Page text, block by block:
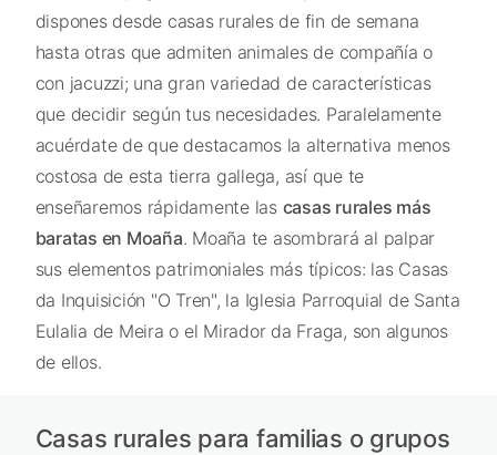
dispones desde casas rurales de fin de semana
hasta otras que admiten animales de compañía o
con jacuzzi; una gran variedad de características
que decidir según tus necesidades. Paralelamente
acuérdate de que destacamos la alternativa menos
costosa de esta tierra gallega, así que te
enseñaremos rápidamente las casas rurales más
baratas en Moaña. Moaña te asombrará al palpar
sus elementos patrimoniales más típicos: las Casas
da Inquisición "O Tren", la Iglesia Parroquial de Santa
Eulalia de Meira o el Mirador da Fraga, son algunos
de ellos.
Casas rurales para familias o grupos